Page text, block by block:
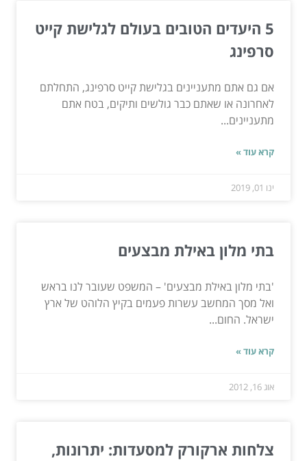
5 היעדים הטובים בעולם לגלישת קייט
סרפינג
אם גם אתם מתעניינים בגלישת קייט סרפינג, התחלתם
לאחרונה או שאתם כבר גולשים ותיקים, בטח אתם
מתעניינים...
קרא עוד »
ינו 01, 2019
בתי מלון באילת מבצעים
'בתי מלון באילת מבצעים' – המשפט שעובר לנו בראש
ואל מסך המחשב עשרות פעמים בקיץ הלוהט של ארץ
ישראל. החום...
קרא עוד »
אוג 16, 2012
צלחות ארקורק למסעדות: יתרונות,